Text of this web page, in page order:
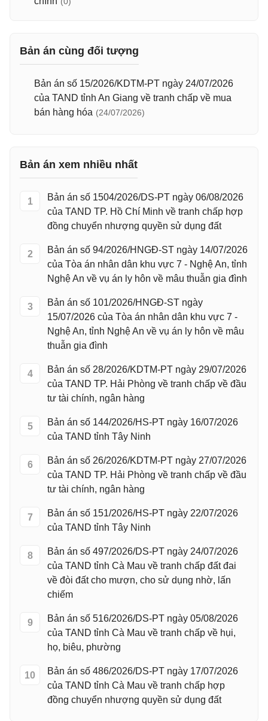
Bản án cùng đối tượng
Bản án số 15/2026/KDTM-PT ngày 24/07/2026
của TAND tỉnh An Giang về tranh chấp về mua
bán hàng hóa (24/07/2026)
Bản án xem nhiều nhất
1
Bản án số 1504/2026/DS-PT ngày 06/08/2026
của TAND TP. Hồ Chí Minh về tranh chấp hợp
đồng chuyển nhượng quyền sử dụng đất
2
Bản án số 94/2026/HNGĐ-ST ngày 14/07/2026
của Tòa án nhân dân khu vực 7 - Nghệ An, tỉnh
Nghệ An về vụ án ly hôn về mâu thuẫn gia đình
3
Bản án số 101/2026/HNGĐ-ST ngày
15/07/2026 của Tòa án nhân dân khu vực 7 -
Nghệ An, tỉnh Nghệ An về vụ án ly hôn về mâu
thuẫn gia đình
4
Bản án số 28/2026/KDTM-PT ngày 29/07/2026
của TAND TP. Hải Phòng về tranh chấp về đầu
tư tài chính, ngân hàng
5
Bản án số 144/2026/HS-PT ngày 16/07/2026
của TAND tỉnh Tây Ninh
6
Bản án số 26/2026/KDTM-PT ngày 27/07/2026
của TAND TP. Hải Phòng về tranh chấp về đầu
tư tài chính, ngân hàng
7
Bản án số 151/2026/HS-PT ngày 22/07/2026
của TAND tỉnh Tây Ninh
8
Bản án số 497/2026/DS-PT ngày 24/07/2026
của TAND tỉnh Cà Mau về tranh chấp đất đai
về đòi đất cho mượn, cho sử dụng nhờ, lấn
chiếm
9
Bản án số 516/2026/DS-PT ngày 05/08/2026
của TAND tỉnh Cà Mau về tranh chấp về hụi,
họ, biêu, phường
10
Bản án số 486/2026/DS-PT ngày 17/07/2026
của TAND tỉnh Cà Mau về tranh chấp hợp
đồng chuyển nhượng quyền sử dụng đất